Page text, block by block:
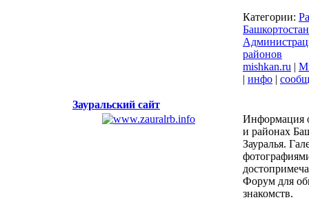
Категории:
районов
mishkan.ru |
| инфо |
Зауральский сайт
Информация
и районах
Зауралья.
Форум для
знакомств.